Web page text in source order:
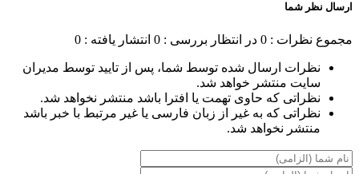
ارسال نظر شما
مجموع نظرات : 0 در انتظار بررسی : 0 انتشار یافته : 0
نظرات ارسال شده توسط شما، پس از تایید توسط مدیران
سایت منتشر خواهد شد.
نظراتی که حاوی تهمت یا افترا باشد منتشر نخواهد شد.
نظراتی که به غیر از زبان فارسی یا غیر مرتبط با خبر باشد
منتشر نخواهد شد.